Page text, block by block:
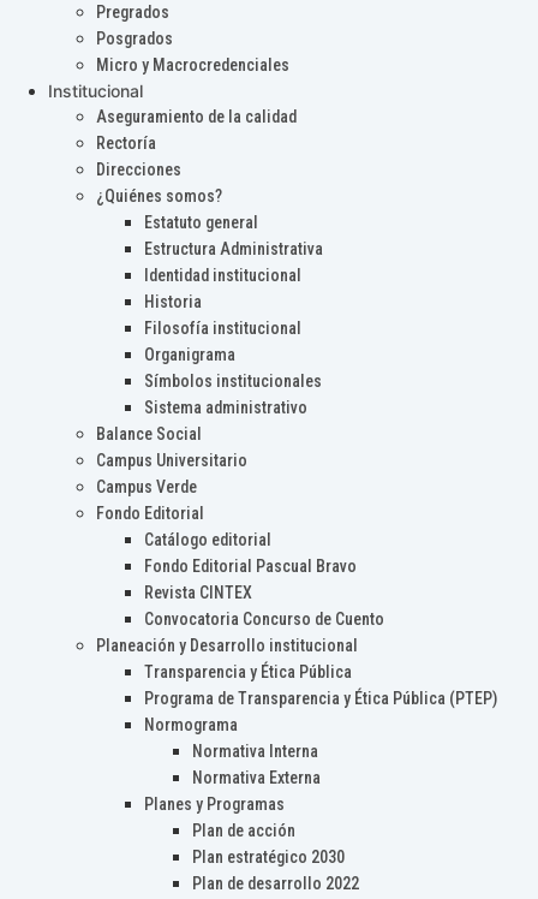
Pregrados
Posgrados
Micro y Macrocredenciales
Institucional
Aseguramiento de la calidad
Rectoría
Direcciones
¿Quiénes somos?
Estatuto general
Estructura Administrativa
Identidad institucional
Historia
Filosofía institucional
Organigrama
Símbolos institucionales
Sistema administrativo
Balance Social
Campus Universitario
Campus Verde
Fondo Editorial
Catálogo editorial
Fondo Editorial Pascual Bravo
Revista CINTEX
Convocatoria Concurso de Cuento
Planeación y Desarrollo institucional
Transparencia y Ética Pública
Programa de Transparencia y Ética Pública (PTEP)
Normograma
Normativa Interna
Normativa Externa
Planes y Programas
Plan de acción
Plan estratégico 2030
Plan de desarrollo 2022